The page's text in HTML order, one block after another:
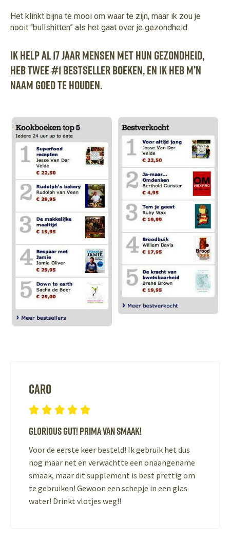
Het klinkt bijna te mooi om waar te zijn, maar ik zou je
nooit “bullshitten” als het gaat over je gezondheid.
Ik help al 17 jaar mensen met hun gezondheid,
heb twee #1 bestseller boeken, en ik heb m’n
naam goed te houden.
Caro
    
Glorious gut! Prima van smaak!
Voor de eerste keer besteld! Ik gebruik het dus
nog maar net en verwachtte een onaangename
smaak, maar dit supplement is best prettig om
te gebruiken! Gewoon een schepje in een glas
water! Drinkt vlotjes weg!!